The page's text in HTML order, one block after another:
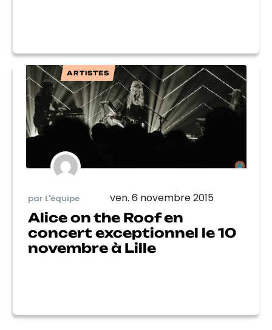
ARTISTES
par L'équipe ven. 6 novembre 2015
Alice on the Roof en
concert exceptionnel le 10
novembre à Lille